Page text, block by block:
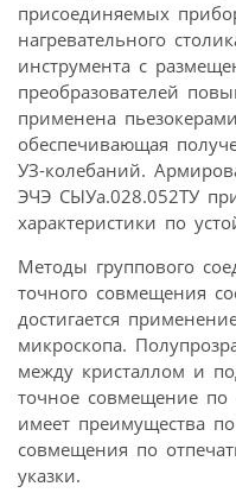
присоединяемых
нагревательного
инструмента с
преобразователей
применена
обеспечивающая
УЗ-колебаний.
ЭЧЭ СЫУа.028.052ТУ
характеристики по
Методы группового
точного совмещения
достигается
микроскопа.
между кристаллом и
точное совмещение по
имеет преимущества
совмещения по
указки.